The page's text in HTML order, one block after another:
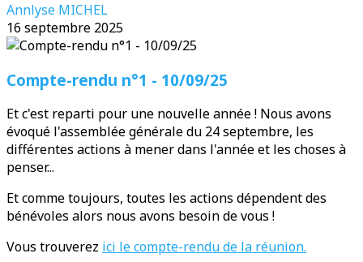
Annlyse MICHEL
16 septembre 2025
Compte-rendu n°1 - 10/09/25
Et c'est reparti pour une nouvelle année ! Nous avons
évoqué l'assemblée générale du 24 septembre, les
différentes actions à mener dans l'année et les choses à
penser...
Et comme toujours, toutes les actions dépendent des
bénévoles alors nous avons besoin de vous !
Vous trouverez ici le compte-rendu de la réunion.